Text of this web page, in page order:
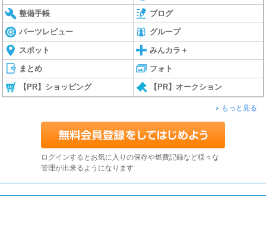
整備手帳 ブログ
パーツレビュー グループ
スポット みんカラ＋
まとめ フォト
【PR】ショッピング 【PR】オークション
もっと見る
ログインするとお気に入りの保存や燃費記録など様々な
管理が出来るようになります